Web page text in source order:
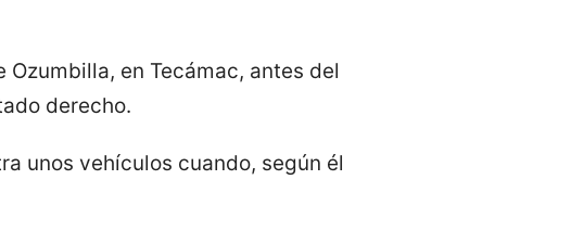
en Tecámac, antes del
derecho.
unos vehículos cuando, según él